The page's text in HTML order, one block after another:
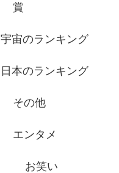
賞
宇宙のランキング
日本のランキング
その他
エンタメ
お笑い